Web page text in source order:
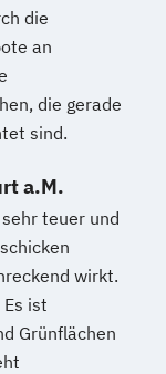
die
an
die gerade
sind.
a.M.
teuer und
wirkt.
ist
Grünflächen